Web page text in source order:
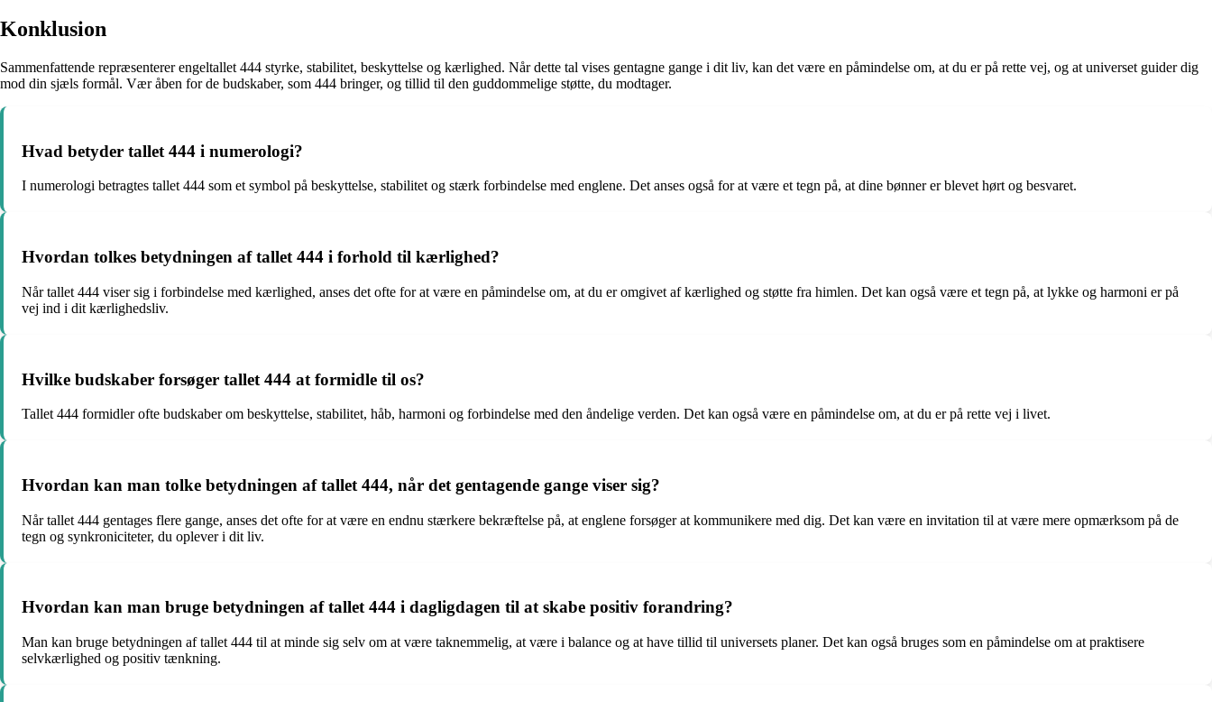
Konklusion
Sammenfattende repræsenterer engeltallet 444 styrke, stabilitet, beskyttelse og kærlighed. Når dette tal vises gentagne gange i dit liv, kan det være en påmindelse om, at du er på rette vej, og at universet guider dig
mod din sjæls formål. Vær åben for de budskaber, som 444 bringer, og tillid til den guddommelige støtte, du modtager.
Hvad betyder tallet 444 i numerologi?
I numerologi betragtes tallet 444 som et symbol på beskyttelse, stabilitet og stærk forbindelse med englene. Det anses også for at være et tegn på, at dine bønner er blevet hørt og besvaret.
Hvordan tolkes betydningen af tallet 444 i forhold til kærlighed?
Når tallet 444 viser sig i forbindelse med kærlighed, anses det ofte for at være en påmindelse om, at du er omgivet af kærlighed og støtte fra himlen. Det kan også være et tegn på, at lykke og harmoni er på
vej ind i dit kærlighedsliv.
Hvilke budskaber forsøger tallet 444 at formidle til os?
Tallet 444 formidler ofte budskaber om beskyttelse, stabilitet, håb, harmoni og forbindelse med den åndelige verden. Det kan også være en påmindelse om, at du er på rette vej i livet.
Hvordan kan man tolke betydningen af tallet 444, når det gentagende gange viser sig?
Når tallet 444 gentages flere gange, anses det ofte for at være en endnu stærkere bekræftelse på, at englene forsøger at kommunikere med dig. Det kan være en invitation til at være mere opmærksom på de
tegn og synkroniciteter, du oplever i dit liv.
Hvordan kan man bruge betydningen af tallet 444 i dagligdagen til at skabe positiv forandring?
Man kan bruge betydningen af tallet 444 til at minde sig selv om at være taknemmelig, at være i balance og at have tillid til universets planer. Det kan også bruges som en påmindelse om at praktisere
selvkærlighed og positiv tænkning.